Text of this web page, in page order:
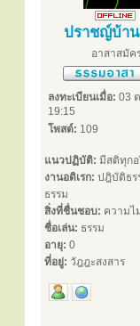
ปราชญ์บ้า
อาสาสมัค
ลงทะเบียนเมื่อ: 03
19:15
โพสต์: 109
แนวปฏิบัติ: มีสติทุก
งานอดิเรก: ปฎิบัติธร
ธรรม
สิ่งที่ชื่นชอบ: ความไ
ชื่อเล่น: ธรรม
อายุ: 0
ที่อยู่: วัฎฎะสงสาร